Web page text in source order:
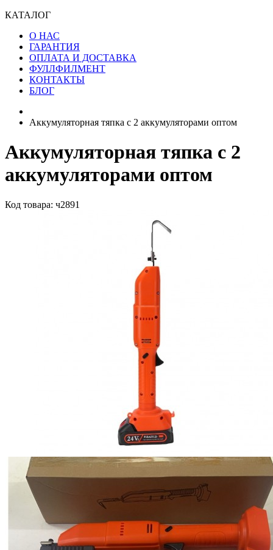
КАТАЛОГ
О НАС
ГАРАНТИЯ
ОПЛАТА И ДОСТАВКА
ФУЛЛФИЛМЕНТ
КОНТАКТЫ
БЛОГ
Аккумуляторная тяпка с 2 аккумуляторами оптом
Аккумуляторная тяпка с 2
аккумуляторами оптом
Код товара: ч2891